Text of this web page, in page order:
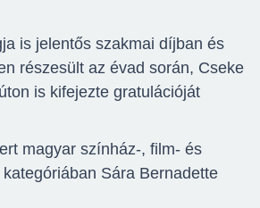
is jelentős szakmai díjban és
részesült az évad során, Cseke
is kifejezte gratulációját
magyar színház-, film- és
Sára Bernadette